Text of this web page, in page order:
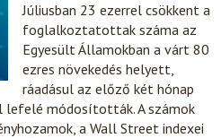
Júliusban 23 ezerrel csökkent a
foglalkoztatottak száma az
Egyesült Államokban a várt 80
ezres növekedés helyett,
ráadásul az előző két hónap
lefelé módosították. A számok
a Wall Street indexei